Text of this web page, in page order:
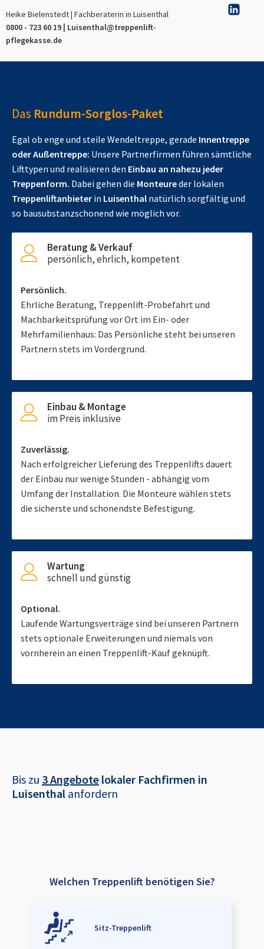
Heike Bielenstedt | Fachberaterin in Luisenthal
0800 - 723 60 19 | Luisenthal@treppenlift-
pflegekasse.de
Das Rundum-Sorglos-Paket
Egal ob enge und steile Wendeltreppe, gerade Innentreppe
oder Außentreppe: Unsere Partnerfirmen führen sämtliche
Lifttypen und realisieren den Einbau an nahezu jeder
Treppenform. Dabei gehen die Monteureder lokalen
Treppenliftanbieter in Luisenthal natürlich sorgfältig und
so bausubstanzschonend wie möglich vor.
Beratung & Verkauf
persönlich, ehrlich, kompetent
Persönlich.
Ehrliche Beratung, Treppenlift-Probefahrt und
Machbarkeitsprüfung vor Ort im Ein- oder
Mehrfamilienhaus: Das Persönliche steht bei unseren
Partnern stets im Vordergrund.
Einbau & Montage
im Preis inklusive
Zuverlässig.
Nach erfolgreicher Lieferung des Treppenlifts dauert
der Einbau nur wenige Stunden - abhängig vom
Umfang der Installation. Die Monteure wählen stets
die sicherste und schonendste Befestigung.
Wartung
schnell und günstig
Optional.
Laufende Wartungsverträge sind bei unseren Partnern
stets optionale Erweiterungen und niemals von
vornherein an einen Treppenlift-Kauf geknüpft.
Bis zu 3 Angebote lokaler Fachfirmen in
Luisenthal anfordern
Welchen Treppenlift benötigen Sie?
Sitz-Treppenlift